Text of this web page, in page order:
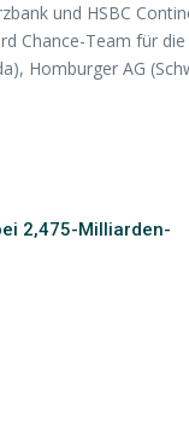
und HSBC
Chance-Team für
Homburger AG
2,475-Milliarden-